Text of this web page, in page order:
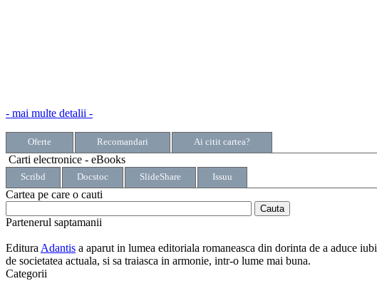
- mai multe detalii -
Oferte Recomandari Ai citit cartea?
Carti electronice - eBooks
Scribd Docstoc SlideShare Issuu
Cartea pe care o cauti
Partenerul saptamanii
Editura Adantis a aparut in lumea editoriala romaneasca din dorinta de a aduce
de societatea actuala, si sa traiasca in armonie, intr-o lume mai buna.
Categorii